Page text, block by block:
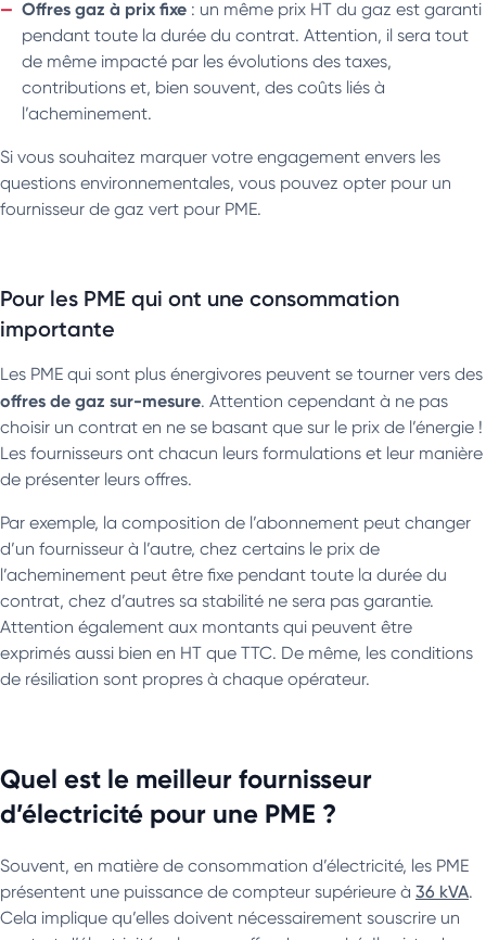
Offres gaz à prix fixe : un même prix HT du gaz est garanti
pendant toute la durée du contrat. Attention, il sera tout
de même impacté par les évolutions des taxes,
contributions et, bien souvent, des coûts liés à
l’acheminement.
Si vous souhaitez marquer votre engagement envers les
questions environnementales, vous pouvez opter pour un
fournisseur de gaz vert pour PME.
Pour les PME qui ont une consommation
importante
Les PME qui sont plus énergivores peuvent se tourner vers des
offres de gaz sur-mesure. Attention cependant à ne pas
choisir un contrat en ne se basant que sur le prix de l’énergie !
Les fournisseurs ont chacun leurs formulations et leur manière
de présenter leurs offres.
Par exemple, la composition de l’abonnement peut changer
d’un fournisseur à l’autre, chez certains le prix de
l’acheminement peut être fixe pendant toute la durée du
contrat, chez d’autres sa stabilité ne sera pas garantie.
Attention également aux montants qui peuvent être
exprimés aussi bien en HT que TTC. De même, les conditions
de résiliation sont propres à chaque opérateur.
Quel est le meilleur fournisseur
d’électricité pour une PME ?
Souvent, en matière de consommation d’électricité, les PME
présentent une puissance de compteur supérieure à 36 kVA.
Cela implique qu’elles doivent nécessairement souscrire un